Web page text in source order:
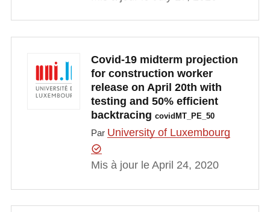
Covid-19 midterm projection
for construction worker
release on April 20th with
testing and 50% efficient
backtracing covidMT_PE_50
Par University of Luxembourg
Mis à jour le April 24, 2020